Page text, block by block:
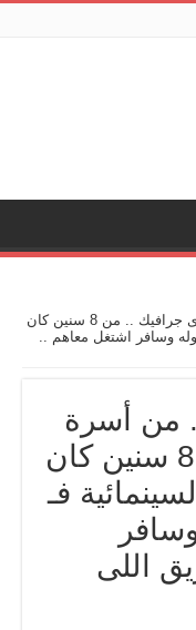
أحمد يسرى .. شاب مصرى عنده 29 سنة .. من أسرة متوسطة زى أغلبنا .. عبقرى جرافيك .. من 8 سنين كان
وسافر اشتغل معاهم ..
عنده 29 سنة .. من أسرة
متوسطة زى أغلبنا .. عبقرى جرافيك .. من 8 سنين كان
فـ
اللى